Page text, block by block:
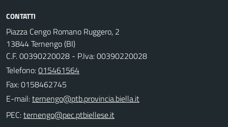
CONTATTI
Piazza Cengo Romano Ruggero, 2
13844 Ternengo (BI)
C.F. 00390220028 - P.Iva: 00390220028
Telefono:015461564
Fax: 0158462745
E-mail:
PEC: